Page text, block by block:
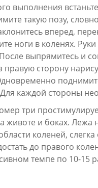
выполнения
такую позу,
вперед,
ноги в коленях.
выпрямитесь и
правую сторону
каждой стороны
три
животе и боках. Лежа
коленей,
до правого
темпе по 10-15